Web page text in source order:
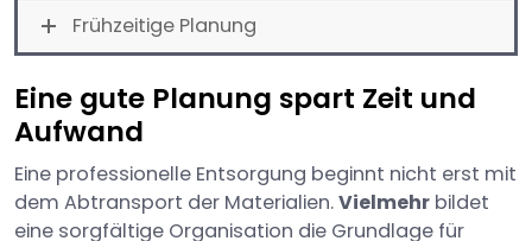
Frühzeitige Planung
Eine gute Planung spart Zeit und
Aufwand
Eine professionelle Entsorgung beginnt nicht erst mit
dem Abtransport der Materialien.Vielmehr bildet
eine sorgfältige Organisation die Grundlage für